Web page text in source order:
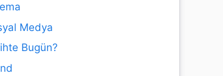
Medya
Bugün?